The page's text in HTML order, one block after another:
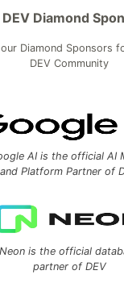
DEV Diamond
Diamond Sponsors
DEV Community
AI is the official AI
and Platform Partner of
Neon is the official
partner of DEV